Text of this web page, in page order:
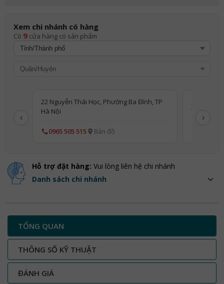
Xem chi nhánh có hàng
Có 9 cửa hàng có sản phẩm
‹
22 Nguyễn Thái Học, Phường Ba Đình, TP
Hà Nội
0965 505 515 Bản đồ
TP Hà Nội
›
Hỗ trợ đặt hàng: Vui lòng liên hệ chi nhánh
Danh sách chi nhánh
TỔNG QUAN
THÔNG SỐ KỸ THUẬT
ĐÁNH GIÁ